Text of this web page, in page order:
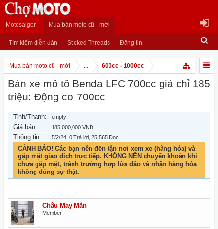
Motosaigon Mua bán moto cũ - mới
Tìm kiếm diễn đàn Sticked Threads Đăng tin
Mua bán moto cũ - mới ... 600cc - 1000cc
Bán xe mô tô Benda LFC 700cc giá chỉ 185
triệu: Động cơ 700cc
Tỉnh/Thành: empty
Giá bán: 185,000,000 VNĐ
Thông tin: 5/2/24 , 0 Trả lời, 25,565 Đọc
CẢNH BÁO! Các bạn nên đến tận nơi xem xe (hàng hóa) và
gặp mặt giao dịch trực tiếp. KHÔNG NÊN chuyển khoản khi
chưa gặp mặt, tránh trường hợp lừa đảo và nhận hàng hóa
không đúng sự thật.
Châu May Mắn
Member